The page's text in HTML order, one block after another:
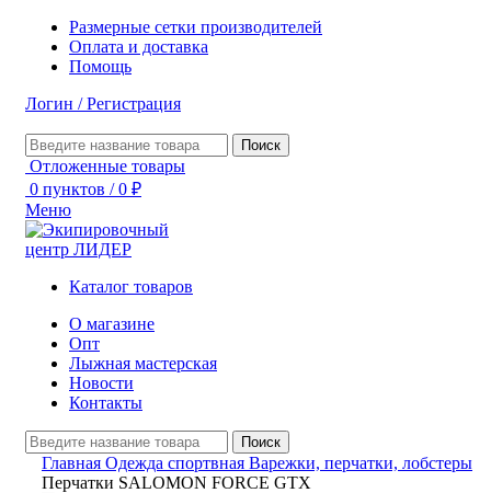
Размерные сетки производителей
Оплата и доставка
Помощь
Логин / Регистрация
Поиск
Отложенные товары
0 пунктов / 0 ₽
Меню
Каталог товаров
О магазине
Опт
Лыжная мастерская
Новости
Контакты
Поиск
Главная Одежда спортвная Варежки, перчатки, лобстеры
Перчатки SALOMON FORCE GTX